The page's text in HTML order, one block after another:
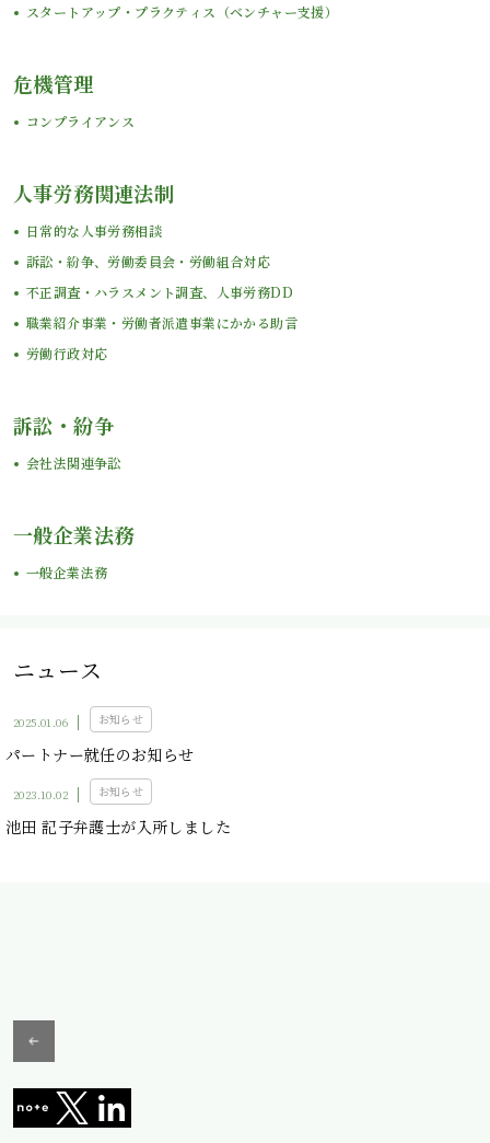
スタートアップ・プラクティス（ベンチャー支援）
危機管理
コンプライアンス
人事労務関連法制
日常的な人事労務相談
訴訟・紛争、労働委員会・労働組合対応
不正調査・ハラスメント調査、人事労務DD
職業紹介事業・労働者派遣事業にかかる助言
労働行政対応
訴訟・紛争
会社法関連争訟
一般企業法務
一般企業法務
ニュース
2025.01.06
パートナー就任のお知らせ
お知らせ
2023.10.02
池田 記子弁護士が入所しました
お知らせ